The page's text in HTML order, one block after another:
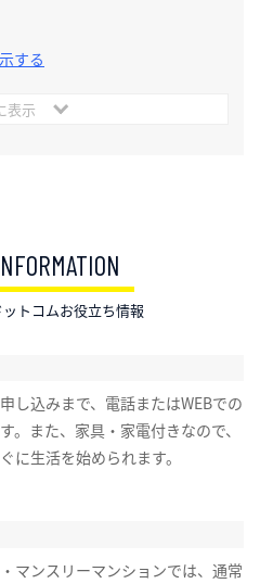
する
表示
トコムお役立ち情報
し込みまで、電話またはWEBでの
。また、家具・家電付きなので、
に生活を始められます。
マンスリーマンションでは、通常